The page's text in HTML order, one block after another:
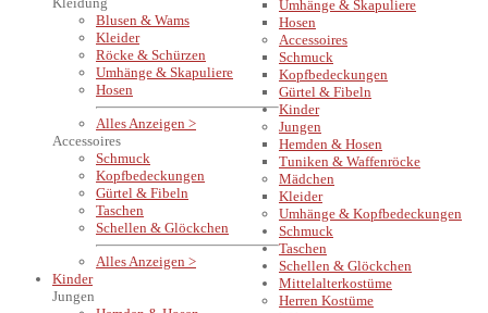
Blusen & Wams
Kleider
Röcke & Schürzen
Umhänge & Skapuliere
Hosen
Alles Anzeigen >
Accessoires
Schmuck
Kopfbedeckungen
Gürtel & Fibeln
Taschen
Schellen & Glöckchen
Alles Anzeigen >
Kinder
Jungen
Umhänge & Skapuliere
Hosen
Accessoires
Schmuck
Kopfbedeckungen
Gürtel & Fibeln
Kinder
Jungen
Hemden & Hosen
Tuniken & Waffenröcke
Mädchen
Kleider
Umhänge & Kopfbedeckungen
Schmuck
Taschen
Schellen & Glöckchen
Mittelalterkostüme
Herren Kostüme